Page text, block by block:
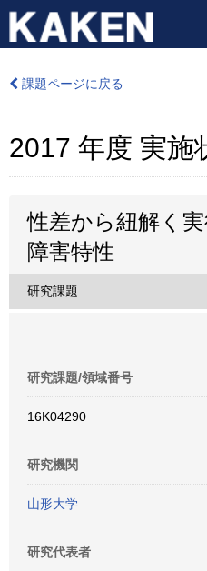
課題ページに戻る
2017 年度 実施
性差から紐解く
障害特性
研究課題
研究課題/領域番号
16K04290
研究機関
山形大学
研究代表者